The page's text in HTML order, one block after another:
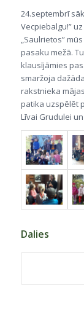
24.septembrī
Vecpiebalgu!”
„Saulrietos”
pasaku mežā.
klausījāmies
smaržoja
rakstnieka
patika uzspēlēt
Līvai Grudulei
Dalies